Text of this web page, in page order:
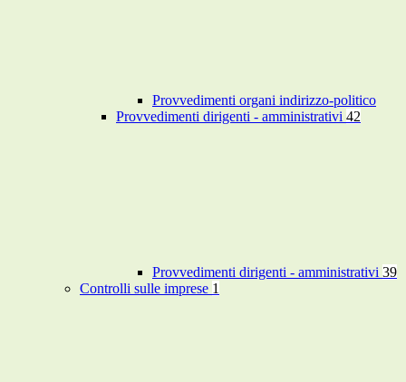
Provvedimenti organi indirizzo-politico
Provvedimenti dirigenti - amministrativi 42
Provvedimenti dirigenti - amministrativi 39
Controlli sulle imprese 1